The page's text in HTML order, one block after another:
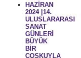
HAZİRAN
2024 |14.
ULUSLARARASI
SANAT
GÜNLERİ
BÜYÜK
BİR
COŞKUYLA